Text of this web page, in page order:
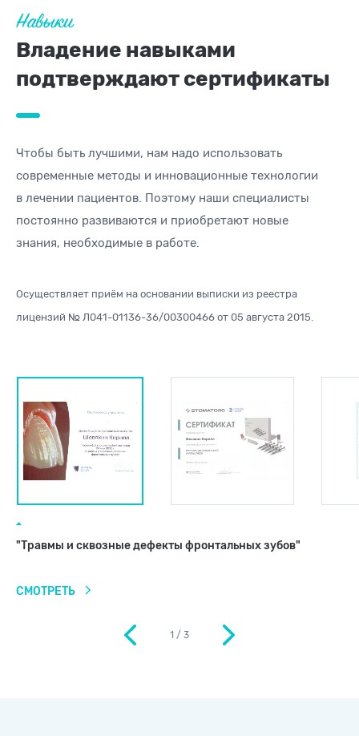
Навыки
Владение навыками
подтверждают сертификаты
"Травмы и сквозные дефекты фронтальных зубов"
1 / 3
СМОТРЕТЬ
Чтобы быть лучшими, нам надо использовать
современные методы и инновационные технологии
в лечении пациентов. Поэтому наши специалисты
постоянно развиваются и приобретают новые
знания, необходимые в работе.
Осуществляет приём на основании выписки из реестра
лицензий № Л041-01136-36/00300466 от 05 августа 2015.